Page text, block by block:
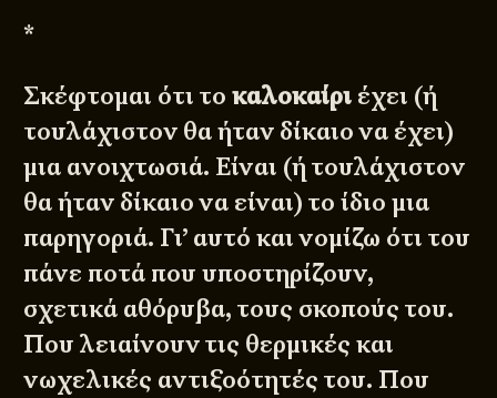
*
Σκέφτομαι ότι τοκαλοκαίρι έχει (ή
τουλάχιστον θα ήταν δίκαιο να έχει)
μια ανοιχτωσιά. Είναι (ή τουλάχιστον
θα ήταν δίκαιο να είναι) το ίδιο μια
παρηγοριά. Γι’ αυτό και νομίζω ότι του
πάνε ποτά που υποστηρίζουν,
σχετικά αθόρυβα, τους σκοπούς του.
Που λειαίνουν τις θερμικές και
νωχελικές αντιξοότητές του. Που